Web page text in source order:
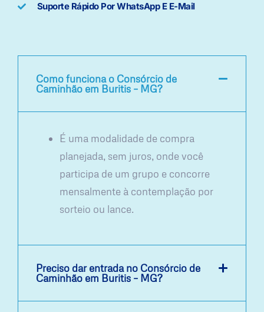
Suporte Rápido Por WhatsApp E E-Mail
Como funciona o Consórcio de
Caminhão em Buritis – MG?
É uma modalidade de compra
planejada, sem juros, onde você
participa de um grupo e concorre
mensalmente à contemplação por
sorteio ou lance.
Preciso dar entrada no Consórcio de
Caminhão em Buritis – MG?